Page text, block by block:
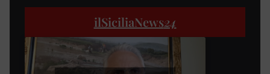
ilSiciliaNews24